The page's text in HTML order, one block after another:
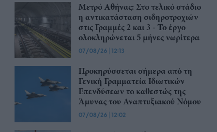
Μετρό Αθήνας: Στο τελικό στάδιο
η αντικατάσταση σιδηροτροχιών
στις Γραμμές 2 και 3 - Το έργο
ολοκληρώνεται 5 μήνες νωρίτερα
07/08/26 | 12:13
Προκηρύσσεται σήμερα από τη
Γενική Γραμματεία Ιδιωτικών
Επενδύσεων το καθεστώς της
Άμυνας του Αναπτυξιακού Νόμου
07/08/26 | 12:02